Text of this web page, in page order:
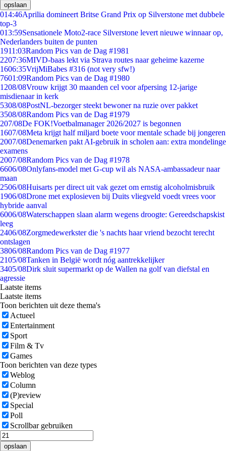
opslaan
014:46Aprilia domineert Britse Grand Prix op Silverstone met dubbele
top-3
013:59Sensationele Moto2-race Silverstone levert nieuwe winnaar op,
Nederlanders buiten de punten
1911:03Random Pics van de Dag #1981
2207:36MIVD-baas lekt via Strava routes naar geheime kazerne
1606:35VrijMiBabes #316 (not very sfw!)
7601:09Random Pics van de Dag #1980
1208/08Vrouw krijgt 30 maanden cel voor afpersing 12-jarige
misdienaar in kerk
5308/08PostNL-bezorger steekt bewoner na ruzie over pakket
3508/08Random Pics van de Dag #1979
207/08De FOK!Voetbalmanager 2026/2027 is begonnen
1607/08Meta krijgt half miljard boete voor mentale schade bij jongeren
2007/08Denemarken pakt AI-gebruik in scholen aan: extra mondelinge
examens
2007/08Random Pics van de Dag #1978
6606/08Onlyfans-model met G-cup wil als NASA-ambassadeur naar
maan
2506/08Huisarts per direct uit vak gezet om ernstig alcoholmisbruik
1906/08Drone met explosieven bij Duits vliegveld voedt vrees voor
hybride aanval
6006/08Waterschappen slaan alarm wegens droogte: Gereedschapskist
leeg
2406/08Zorgmedewerkster die 's nachts haar vriend bezocht terecht
ontslagen
3806/08Random Pics van de Dag #1977
2105/08Tanken in België wordt nóg aantrekkelijker
3405/08Dirk sluit supermarkt op de Wallen na golf van diefstal en
agressie
Laatste items
Laatste items
Toon berichten uit deze thema's
Actueel
Entertainment
Sport
Film & Tv
Games
Toon berichten van deze types
Weblog
Column
(P)review
Special
Poll
Scrollbar gebruiken
opslaan